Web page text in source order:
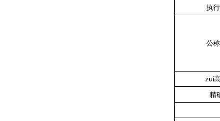
执
公
zui
精